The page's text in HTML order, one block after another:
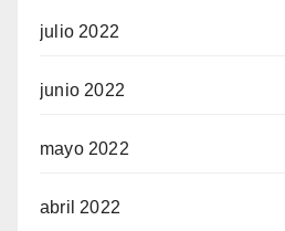
julio 2022
junio 2022
mayo 2022
abril 2022